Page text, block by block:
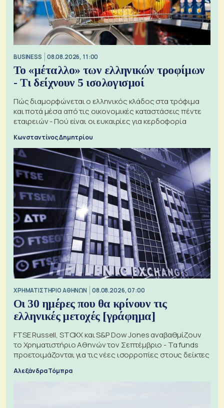
BUSINESS 08.08.2026, 11:00
Το «μέταλλο» των ελληνικών τροφίμων
- Τι δείχνουν 5 ισολογισμοί
Πώς διαμορφώνεται ο ελληνικός κλάδος στα τρόφιμα
και ποτά μέσα από τις οικονομικές καταστάσεις πέντε
εταιρειών - Πού είναι οι ευκαιρίες για κερδοφορία
Κωνσταντίνος Δημητρίου
XΡΗΜΑΤΙΣΤΗΡΙΟ ΑΘΗΝΩΝ 08.08.2026, 07:00
Οι 30 ημέρες που θα κρίνουν τις
ελληνικές μετοχές [γράφημα]
FTSE Russell, STOXX και S&P Dow Jones αναβαθμίζουν
το Χρηματιστήριο Αθηνών τον Σεπτέμβριο - Τα funds
προετοιμάζονται για τις νέες ισορροπίες στους δείκτες
Αλεξάνδρα Τόμπρα